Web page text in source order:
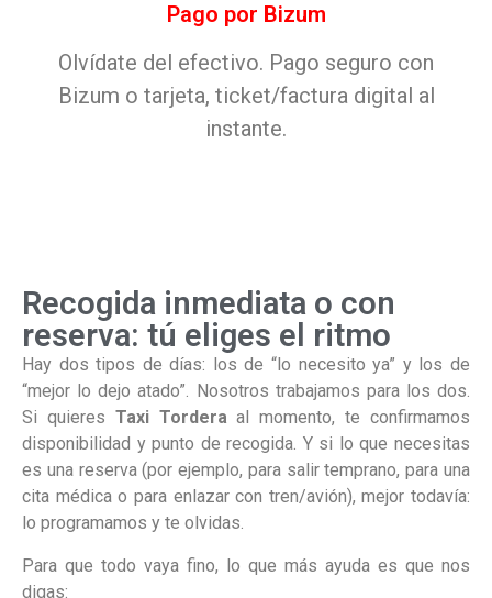
Pago por Bizum
Olvídate del efectivo. Pago seguro con
Bizum o tarjeta, ticket/factura digital al
instante.
Recogida inmediata o con
reserva: tú eliges el ritmo
Hay dos tipos de días: los de “lo necesito ya” y los de
“mejor lo dejo atado”. Nosotros trabajamos para los dos.
Si quieres Taxi Torderaal momento, te confirmamos
disponibilidad y punto de recogida. Y si lo que necesitas
es una reserva (por ejemplo, para salir temprano, para una
cita médica o para enlazar con tren/avión), mejor todavía:
lo programamos y te olvidas.
Para que todo vaya fino, lo que más ayuda es que nos
digas: